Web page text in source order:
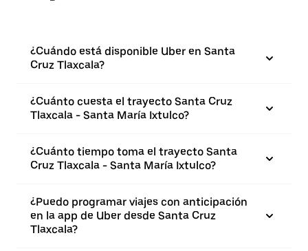
¿Cuándo está disponible Uber en Santa
Cruz Tlaxcala?
¿Cuánto cuesta el trayecto Santa Cruz
Tlaxcala - Santa María Ixtulco?
¿Cuánto tiempo toma el trayecto Santa
Cruz Tlaxcala - Santa María Ixtulco?
¿Puedo programar viajes con anticipación
en la app de Uber desde Santa Cruz
Tlaxcala?